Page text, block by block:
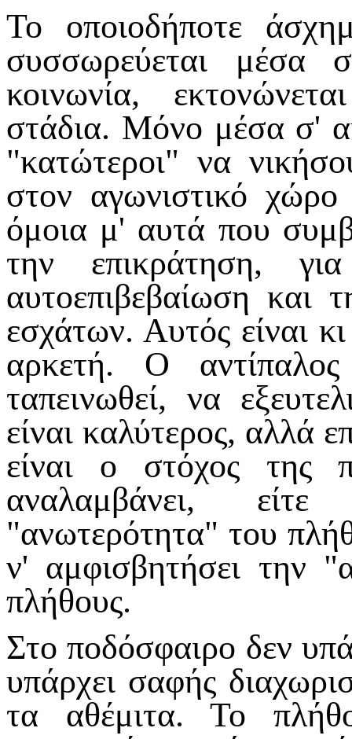
Το οποιοδήποτε
συσσωρεύεται μέσα
κοινωνία,
στάδια. Μόνο μέσα σ'
"κατώτεροι" να
στον αγωνιστικό χώρο
όμοια μ' αυτά που
την επικράτηση,
αυτοεπιβεβαίωση και
εσχάτων. Αυτός είναι
αρκετή. Ο
ταπεινωθεί, να
είναι καλύτερος, αλλά
είναι ο στόχος της
αναλαμβάνει,
"ανωτερότητα" του
ν' αμφισβητήσει την
πλήθους.
Στο ποδόσφαιρο δεν
υπάρχει σαφής
τα αθέμιτα. Το